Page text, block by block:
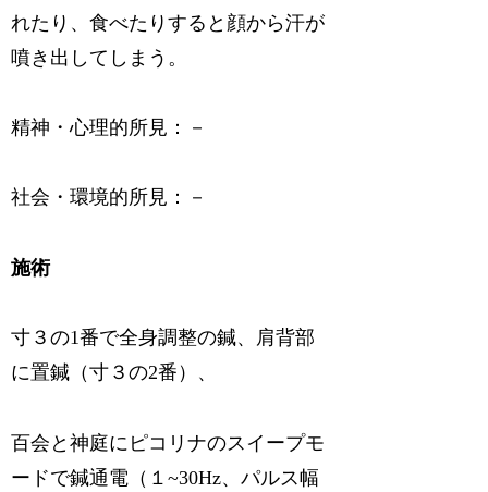
れたり、食べたりすると顔から汗が
噴き出してしまう。
精神・心理的所見：－
社会・環境的所見：－
施術
寸３の1番で全身調整の鍼、肩背部
に置鍼（寸３の2番）、
百会と神庭にピコリナのスイープモ
ードで鍼通電（１~30Hz、パルス幅